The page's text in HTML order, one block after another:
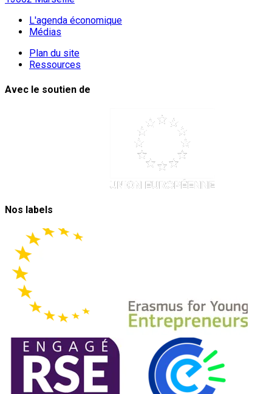
L'agenda économique
Médias
Plan du site
Ressources
Avec le soutien de
Nos labels